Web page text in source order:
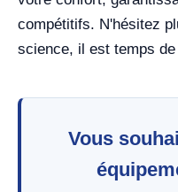
compétitifs. N'hésitez
science, il est temps
Vous